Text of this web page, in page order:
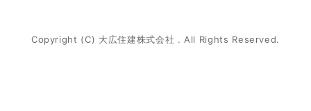
Copyright (C) 大広住建株式会社 . All Rights Reserved.